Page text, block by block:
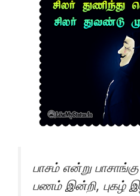
பாசம் என்று
பணம் இன்றி, புகழ்